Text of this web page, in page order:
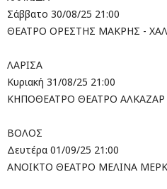
Σάββατο 30/08/25 21:00
ΘΕΑΤΡΟ ΟΡΕΣΤΗΣ ΜΑΚΡΗΣ -
ΛΑΡΙΣΑ
Κυριακή 31/08/25 21:00
ΚΗΠΟΘΕΑΤΡΟ ΘΕΑΤΡΟ ΑΛΚΑΖΑΡ
ΒΟΛΟΣ
Δευτέρα 01/09/25 21:00
ΑΝΟΙΚΤΟ ΘΕΑΤΡΟ ΜΕΛΙΝΑ